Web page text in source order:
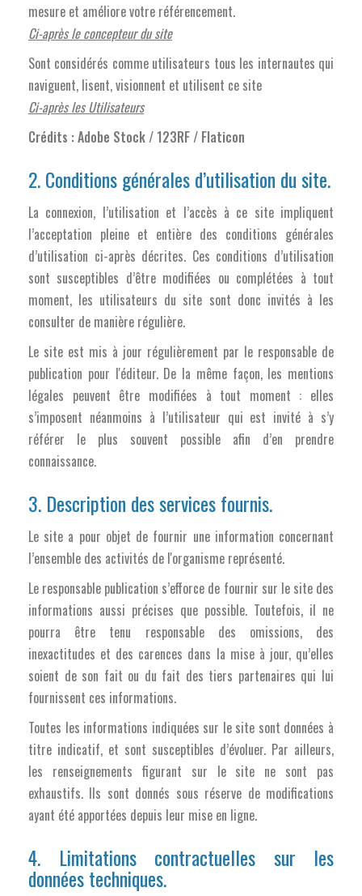
mesure et améliore votre référencement.
Ci-après le concepteur du site
Sont considérés comme utilisateurs tous les internautes qui
naviguent, lisent, visionnent et utilisent ce site
Ci-après les Utilisateurs
Crédits : Adobe Stock / 123RF / Flaticon
2. Conditions générales d’utilisation du site.
La connexion, l’utilisation et l’accès à ce site impliquent
l’acceptation pleine et entière des conditions générales
d’utilisation ci-après décrites. Ces conditions d’utilisation
sont susceptibles d’être modifiées ou complétées à tout
moment, les utilisateurs du site sont donc invités à les
consulter de manière régulière.
Le site est mis à jour régulièrement par le responsable de
publication pour l'éditeur. De la même façon, les mentions
légales peuvent être modifiées à tout moment : elles
s’imposent néanmoins à l’utilisateur qui est invité à s’y
référer le plus souvent possible afin d’en prendre
connaissance.
3. Description des services fournis.
Le site a pour objet de fournir une information concernant
l’ensemble des activités de l'organisme représenté.
Le responsable publication s’efforce de fournir sur le site des
informations aussi précises que possible. Toutefois, il ne
pourra être tenu responsable des omissions, des
inexactitudes et des carences dans la mise à jour, qu’elles
soient de son fait ou du fait des tiers partenaires qui lui
fournissent ces informations.
Toutes les informations indiquées sur le site sont données à
titre indicatif, et sont susceptibles d’évoluer. Par ailleurs,
les renseignements figurant sur le site ne sont pas
exhaustifs. Ils sont donnés sous réserve de modifications
ayant été apportées depuis leur mise en ligne.
4. Limitations contractuelles sur les
données techniques.